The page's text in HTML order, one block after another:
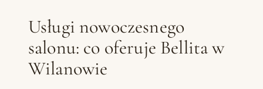
Usługi nowoczesnego
salonu: co oferuje Bellita w
Wilanowie